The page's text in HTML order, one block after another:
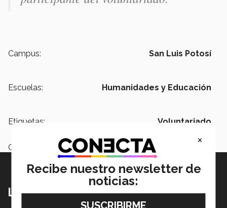
Campus: San Luis Potosí
Escuelas: Humanidades y Educación
Etiquetas: Voluntariado
Categoría:
Lo más nuevo
×
Recibe nuestro newsletter de
noticias: